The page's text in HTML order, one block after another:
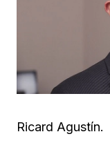
Ricard Agustín.